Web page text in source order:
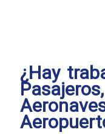
¿Hay